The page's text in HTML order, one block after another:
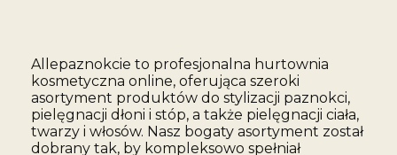
Allepaznokcie to profesjonalna hurtownia
kosmetyczna online, oferująca szeroki
asortyment produktów do stylizacji paznokci,
pielęgnacji dłoni i stóp, a także pielęgnacji ciała,
twarzy i włosów. Nasz bogaty asortyment został
dobrany tak, by kompleksowo spełniał